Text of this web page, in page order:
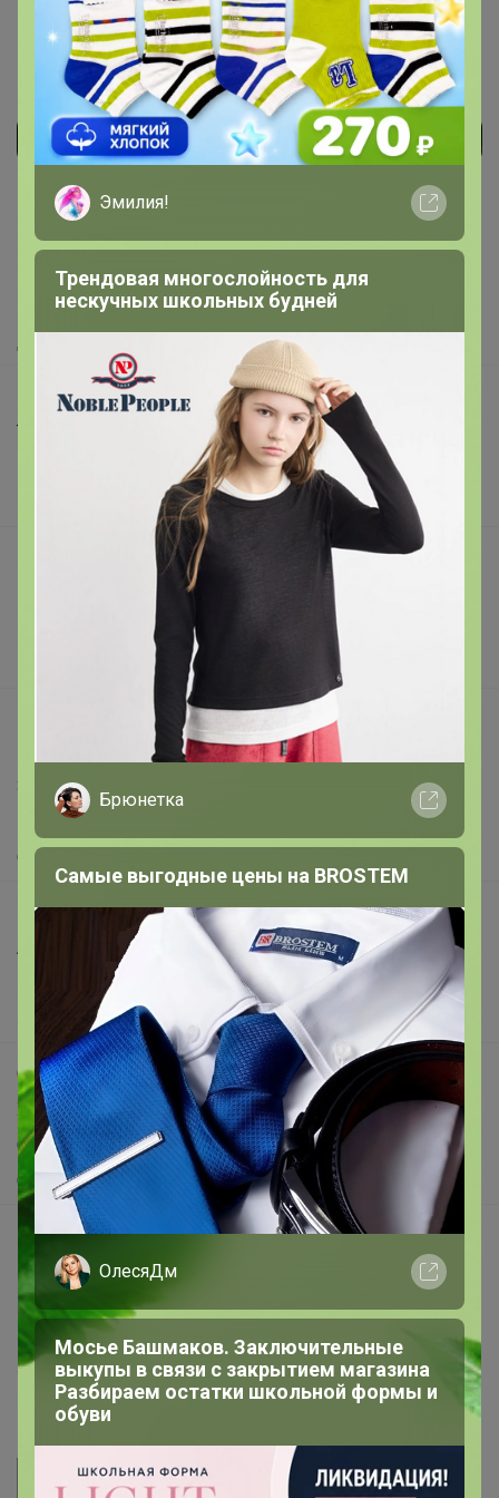
Реклама
Как здесь все устроено?
Как сделать заказ?
Как получить?
Доставка
Шоурумы
Торговые марки
Подарочные сертификаты
Реклама на сайте
support@24-ok.ru
Написать в поддержку
Защита покупателя
Помощь
О нас
Все предложения
Анонсы
Поддержка альпак
Самое выгодное
Хиты продаж
Самое желанное
Самое быстрое
Начать зарабатывать с 24-ok
Picabox.ru - Лучшее место для ваших изображений
Розыгрыш - Генератор случайных чисел
Пульс нашего маркетплейса
Укорачиватель ссылок
Эмилия!
Трендовая многослойность для
нескучных школьных будней
Брюнетка
Самые выгодные цены на BROSTEM
ОлесяДм
Мосье Башмаков. Заключительные
выкупы в связи с закрытием магазина
Разбираем остатки школьной формы и
обуви